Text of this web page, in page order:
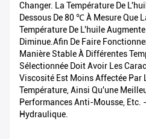
Changer. La Température De
Dessous De 80 ℃ À Mesure Que
Température De L'huile
Diminue.Afin De Faire
Manière Stable À Différentes
Sélectionnée Doit Avoir Les
Viscosité Est Moins Affectée Par
Température, Ainsi Qu'une
Performances Anti-Mousse, Etc.
Hydraulique.